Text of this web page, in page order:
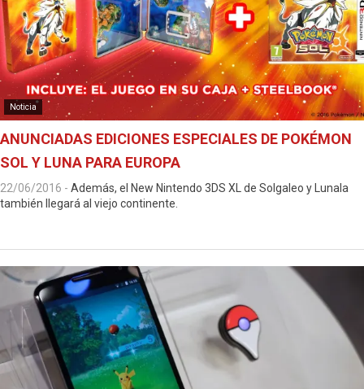
Noticia
ANUNCIADAS EDICIONES ESPECIALES DE POKÉMON
SOL Y LUNA PARA EUROPA
22/06/2016 - Además, el New Nintendo 3DS XL de Solgaleo y Lunala
también llegará al viejo continente.